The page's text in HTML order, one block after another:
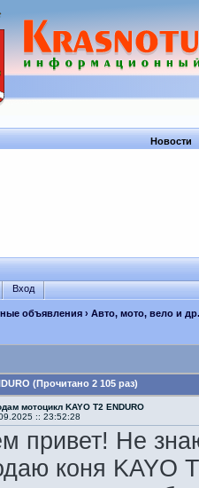
Новости
Вход
объявления› Авто, мото, вело и
(Прочитано 2 105 раз)
мотоцикл KAYO T2 ENDURO
:: 23:52:28
привет! Не
коня KAYO